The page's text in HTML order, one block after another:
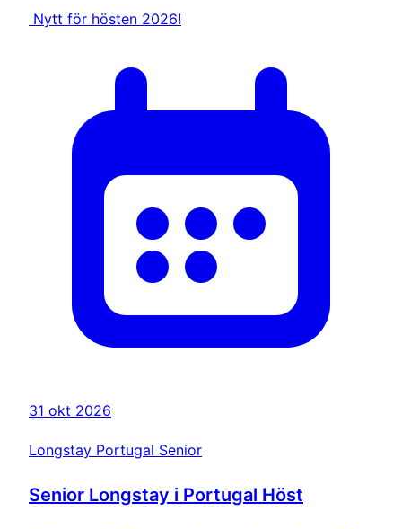
Nytt för hösten 2026!
31 okt 2026
Longstay Portugal Senior
Senior Longstay i Portugal Höst